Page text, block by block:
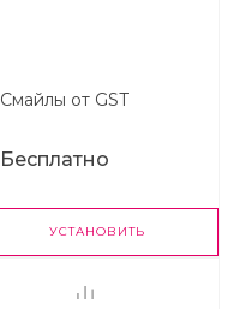
Смайлы от GST
Бесплатно
УСТАНОВИТЬ